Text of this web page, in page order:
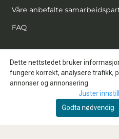
Våre anbefalte
FAQ
Nyhetsbrev
Registrer deg for å motta
Dette nettstedet bruker
fungere korrekt, analysere trafikk,
annonser og annonsering.
Juster
Godta nødvendig